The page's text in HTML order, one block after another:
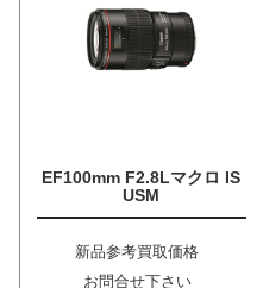
EF100mm F2.8Lマクロ IS
USM
新品参考買取価格
お問合せ下さい